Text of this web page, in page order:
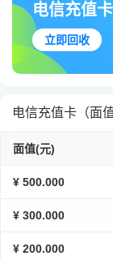
电信充值
立即回收
电信充值卡（面
面值(元)
¥ 500.000
¥ 300.000
¥ 200.000